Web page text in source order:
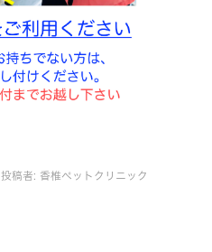
投稿者: 香椎ペットクリニック